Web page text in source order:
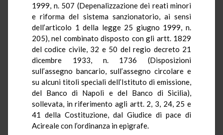
1999, n. 507 (Depenalizzazione dei reati minori
e riforma del sistema sanzionatorio, ai sensi
dell’articolo 1 della legge 25 giugno 1999, n.
205), nel combinato disposto con gli artt. 1829
del codice civile, 32 e 50 del regio decreto 21
dicembre 1933, n. 1736 (Disposizioni
sull’assegno bancario, sull’assegno circolare e
su alcuni titoli speciali dell’Istituto di emissione,
del Banco di Napoli e del Banco di Sicilia),
sollevata, in riferimento agli artt. 2, 3, 24, 25 e
41 della Costituzione, dal Giudice di pace di
Acireale con l’ordinanza in epigrafe.